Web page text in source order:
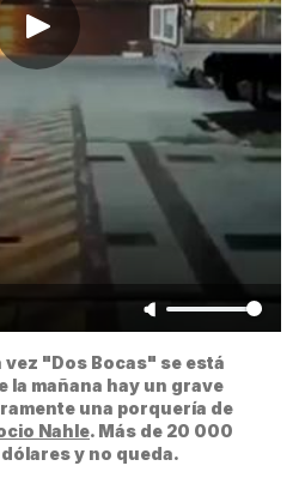
vez "Dos Bocas" se está
la mañana hay un grave
una porquería de
Nahle. Más de 20 000
y no queda.